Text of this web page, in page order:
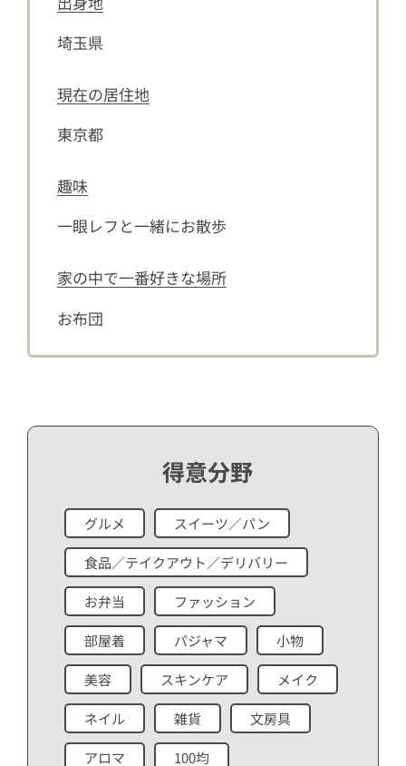
埼玉県
現在の居住地
東京都
趣味
一眼レフと一緒にお散歩
家の中で一番好きな場所
お布団
得意分野
グルメ スイーツ／パン
食品／テイクアウト／デリバリー
お弁当 ファッション
部屋着 パジャマ 小物
美容 スキンケア メイク
ネイル 雑貨 文房具
アロマ 100均